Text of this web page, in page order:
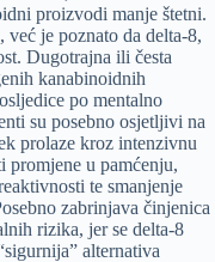
proizvodi manje štetni.
već je poznato da delta-8,
Dugotrajna ili česta
kanabinoidnih
po mentalno
su posebno osjetljivi na
prolaze kroz intenzivnu
u pamćenju,
te smanjenje
zabrinjava činjenica
rizika, jer se delta-8
alternativa